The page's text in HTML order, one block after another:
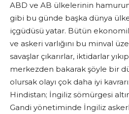
ABD ve AB ülkelerinin
gibi bu günde başka dünya
içgüdüsü yatar. Bütün
ve askeri varlığını bu minval
savaşlar çıkarırlar, iktidarlar
merkezden bakarak şöyle bir
olursak olayı çok daha iyi
Hindistan; İngiliz sömürgesi
Gandi yönetiminde İngiliz